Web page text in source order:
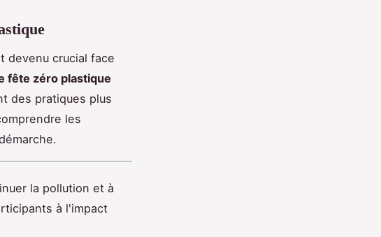
devenu crucial face
fête zéro plastique
des pratiques plus
les
la pollution et à
à l'impact